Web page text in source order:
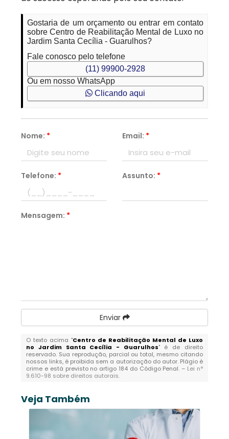
Gostaria de um orçamento ou entrar em contato
sobre Centro de Reabilitação Mental de Luxo no
Jardim Santa Cecília - Guarulhos?
Fale conosco pelo telefone
(11) 99900-2928
Ou em nosso WhatsApp
Clicando aqui
Nome: * Email: *
Telefone: * Assunto: *
Mensagem: *
Enviar
O texto acima "Centro de Reabilitação Mental de Luxo
no Jardim Santa Cecília - Guarulhos" é de direito
reservado. Sua reprodução, parcial ou total, mesmo citando
nossos links, é proibida sem a autorização do autor. Plágio é
crime e está previsto no artigo 184 do Código Penal. – Lei n°
9.610-98 sobre direitos autorais.
Veja Também